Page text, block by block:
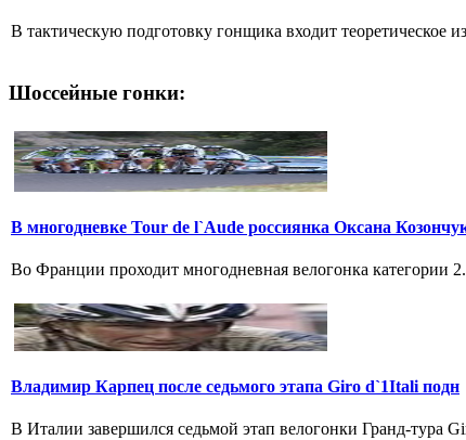
В тактическую подготовку гонщика входит теоретическое
Шоссейные гонки:
В многодневке Tour de l`Aude россиянка Оксана
Во Франции проходит многодневная велогонка категории
Владимир Карпец после седьмого этапа Giro d`1Itali подн
В Италии завершился седьмой этап велогонки Гранд-